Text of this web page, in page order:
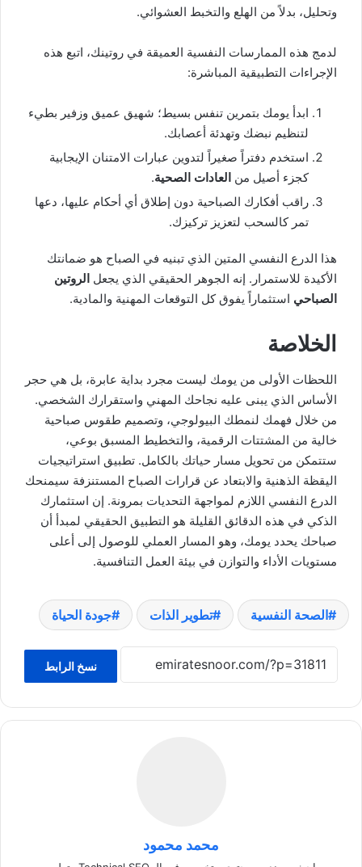
وتحليل، بدلاً من الهلع والتخبط العشوائي.
لدمج هذه الممارسات النفسية العميقة في روتينك، اتبع هذه
الإجراءات التطبيقية المباشرة:
ابدأ يومك بتمرين تنفس بسيط؛ شهيق عميق وزفير بطيء
لتنظيم نبضك وتهدئة أعصابك.
استخدم دفتراً صغيراً لتدوين عبارات الامتنان الإيجابية
كجزء أصيل من العادات الصحية.
راقب أفكارك الصباحية دون إطلاق أي أحكام عليها، دعها
تمر كالسحب لتعزيز تركيزك.
هذا الدرع النفسي المتين الذي تبنيه في الصباح هو ضمانتك
الأكيدة للاستمرار. إنه الجوهر الحقيقي الذي يجعل الروتين
الصباحي استثماراً يفوق كل التوقعات المهنية والمادية.
الخلاصة
اللحظات الأولى من يومك ليست مجرد بداية عابرة، بل هي حجر
الأساس الذي يبنى عليه نجاحك المهني واستقرارك الشخصي.
من خلال فهمك لنمطك البيولوجي، وتصميم طقوس صباحية
خالية من المشتتات الرقمية، والتخطيط المسبق بوعي،
ستتمكن من تحويل مسار حياتك بالكامل. تطبيق استراتيجيات
اليقظة الذهنية والابتعاد عن قرارات الصباح المستنزفة سيمنحك
الدرع النفسي اللازم لمواجهة التحديات بمرونة. إن استثمارك
الذكي في هذه الدقائق القليلة هو التطبيق الحقيقي لمبدأ أن
صباحك يحدد يومك، وهو المسار العملي للوصول إلى أعلى
مستويات الأداء والتوازن في بيئة العمل التنافسية.
الصحة النفسية تطوير الذات جودة الحياة
نسخ الرابط
محمد محمود